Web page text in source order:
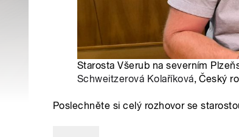
Starosta Všerub na severním
Schweitzerová Kolaříková, Český
Poslechněte si celý rozhovor se